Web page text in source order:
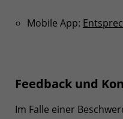
Mobile App:
Feedback und
Im Falle einer